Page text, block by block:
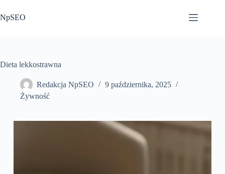
do
treści
NpSEO
Dieta lekkostrawna
Redakcja NpSEO
9 października, 2025
Żywność